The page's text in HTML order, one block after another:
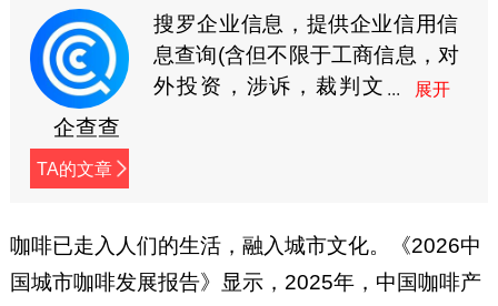
企查查
TA的文章
搜罗企业信息，提供企业信用信
息查询(含但不限于工商信息，对
外投资，涉诉，裁判文
咖啡已走入人们的生活，融入城市文化。《2026中
国城市咖啡发展报告》显示，2025年，中国咖啡产